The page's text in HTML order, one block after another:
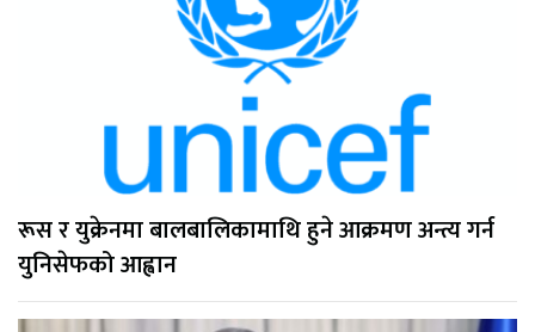
रूस र युक्रेनमा बालबालिकामाथि हुने आक्रमण अन्त्य गर्न
युनिसेफको आह्वान